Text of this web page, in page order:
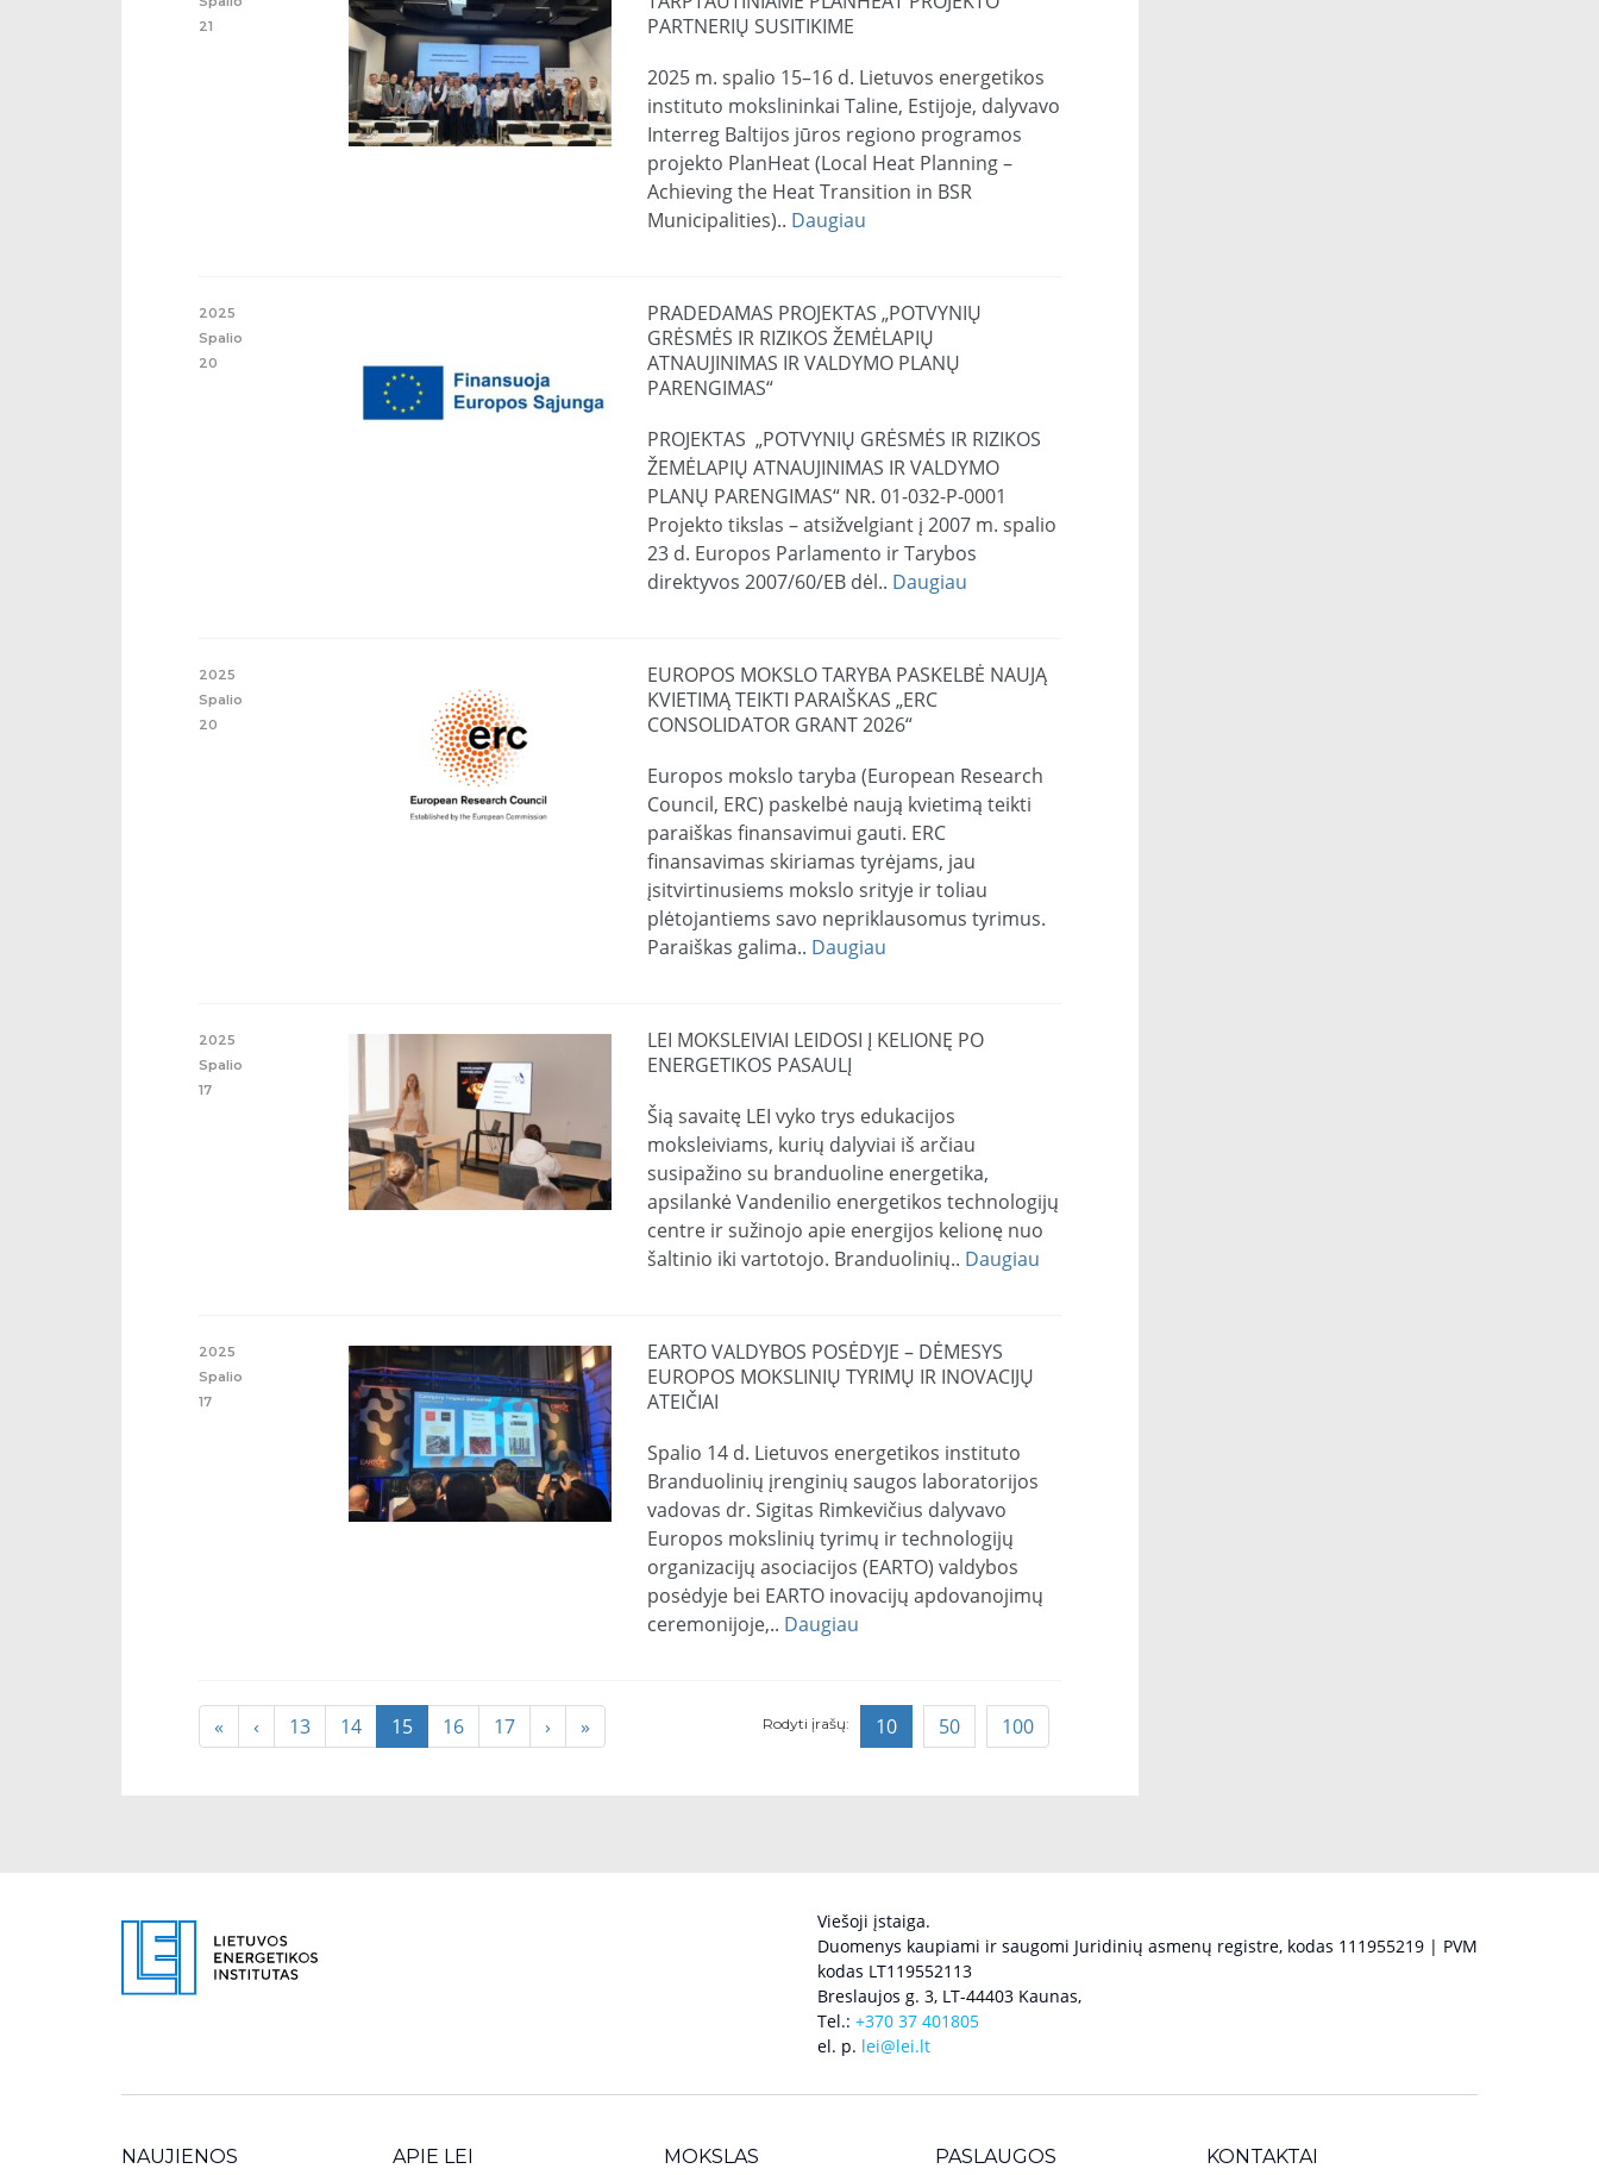
21
PARTNERIŲ SUSITIKIME
2025 m. spalio 15–16 d. Lietuvos energetikos
instituto mokslininkai Taline, Estijoje, dalyvavo
Interreg Baltijos jūros regiono programos
projekto PlanHeat (Local Heat Planning –
Achieving the Heat Transition in BSR
Municipalities).. Daugiau
2025
Spalio
20
PRADEDAMAS PROJEKTAS „POTVYNIŲ
GRĖSMĖS IR RIZIKOS ŽEMĖLAPIŲ
ATNAUJINIMAS IR VALDYMO PLANŲ
PARENGIMAS“
PROJEKTAS „POTVYNIŲ GRĖSMĖS IR RIZIKOS
ŽEMĖLAPIŲ ATNAUJINIMAS IR VALDYMO
PLANŲ PARENGIMAS“ NR. 01-032-P-0001
Projekto tikslas – atsižvelgiant į 2007 m. spalio
23 d. Europos Parlamento ir Tarybos
direktyvos 2007/60/EB dėl.. Daugiau
2025
Spalio
20
EUROPOS MOKSLO TARYBA PASKELBĖ NAUJĄ
KVIETIMĄ TEIKTI PARAIŠKAS „ERC
CONSOLIDATOR GRANT 2026“
Europos mokslo taryba (European Research
Council, ERC) paskelbė naują kvietimą teikti
paraiškas finansavimui gauti. ERC
finansavimas skiriamas tyrėjams, jau
įsitvirtinusiems mokslo srityje ir toliau
plėtojantiems savo nepriklausomus tyrimus.
Paraiškas galima.. Daugiau
2025
Spalio
17
LEI MOKSLEIVIAI LEIDOSI Į KELIONĘ PO
ENERGETIKOS PASAULĮ
Šią savaitę LEI vyko trys edukacijos
moksleiviams, kurių dalyviai iš arčiau
susipažino su branduoline energetika,
apsilankė Vandenilio energetikos technologijų
centre ir sužinojo apie energijos kelionę nuo
šaltinio iki vartotojo. Branduolinių.. Daugiau
2025
Spalio
17
EARTO VALDYBOS POSĖDYJE – DĖMESYS
EUROPOS MOKSLINIŲ TYRIMŲ IR INOVACIJŲ
ATEIČIAI
Spalio 14 d. Lietuvos energetikos instituto
Branduolinių įrenginių saugos laboratorijos
vadovas dr. Sigitas Rimkevičius dalyvavo
Europos mokslinių tyrimų ir technologijų
organizacijų asociacijos (EARTO) valdybos
posėdyje bei EARTO inovacijų apdovanojimų
ceremonijoje,.. Daugiau
« ‹ 13 14 15 16 17 › » Rodyti įrašų: 10 50 100
Viešoji įstaiga.
Duomenys kaupiami ir saugomi Juridinių asmenų registre, kodas 111955219 | PVM
kodas LT119552113
Breslaujos g. 3, LT-44403 Kaunas,
Tel.: +370 37 401805
el. p. lei@lei.lt
NAUJIENOS APIE LEI MOKSLAS PASLAUGOS KONTAKTAI